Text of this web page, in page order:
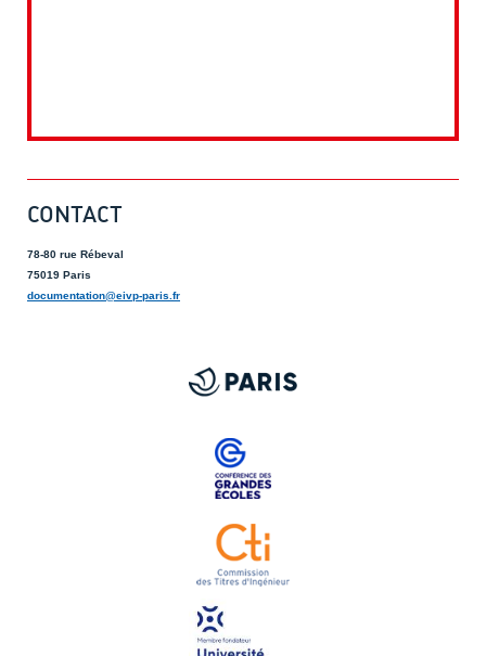
CONTACT
78-80 rue Rébeval
75019 Paris
documentation@eivp-paris.fr